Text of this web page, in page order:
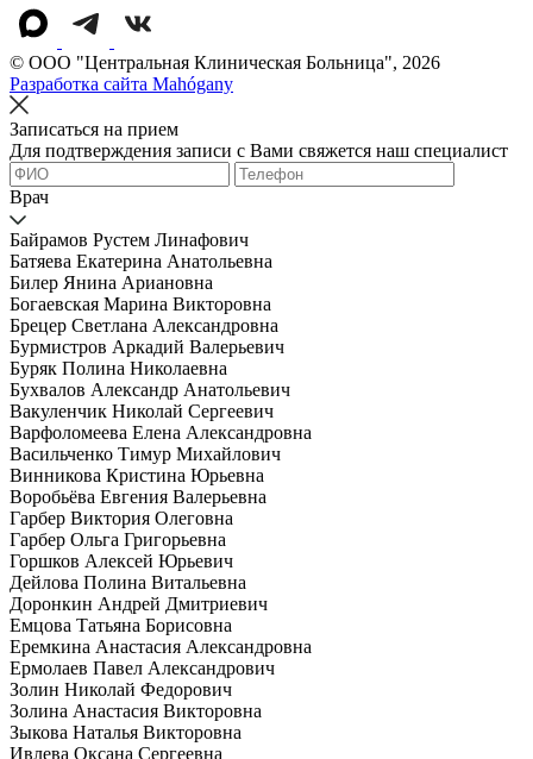
© OOO "Центральная Клиническая Больница", 2026
Разработка сайта Mahógany
Записаться на прием
Для подтверждения записи с Вами свяжется наш специалист
Врач
Байрамов Рустем Линафович
Батяева Екатерина Анатольевна
Билер Янина Ариановна
Богаевская Марина Викторовна
Брецер Светлана Александровна
Бурмистров Аркадий Валерьевич
Буряк Полина Николаевна
Бухвалов Александр Анатольевич
Вакуленчик Николай Сергеевич
Варфоломеева Елена Александровна
Васильченко Тимур Михайлович
Винникова Кристина Юрьевна
Воробьёва Евгения Валерьевна
Гарбер Виктория Олеговна
Гарбер Ольга Григорьевна
Горшков Алексей Юрьевич
Дейлова Полина Витальевна
Доронкин Андрей Дмитриевич
Емцова Татьяна Борисовна
Еремкина Анастасия Александровна
Ермолаев Павел Александрович
Золин Николай Федорович
Золина Анастасия Викторовна
Зыкова Наталья Викторовна
Ивлева Оксана Сергеевна